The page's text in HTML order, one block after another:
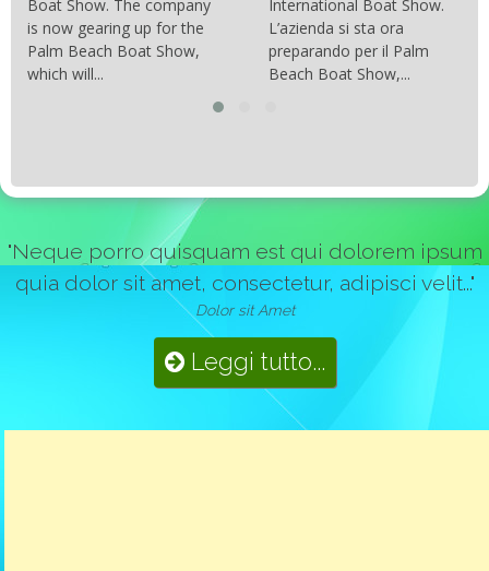
International Boat Show.
L’azienda si sta ora
preparando per il Palm
Beach Boat Show,...
con una manovrabilità...
"Neque porro quisquam est qui dolorem ipsum
quia dolor sit amet, consectetur, adipisci velit..."
Dolor sit Amet
Leggi tutto...